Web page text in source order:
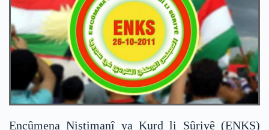
Encûmena Niştimanî ya Kurd li Sûriyê (ENKS)